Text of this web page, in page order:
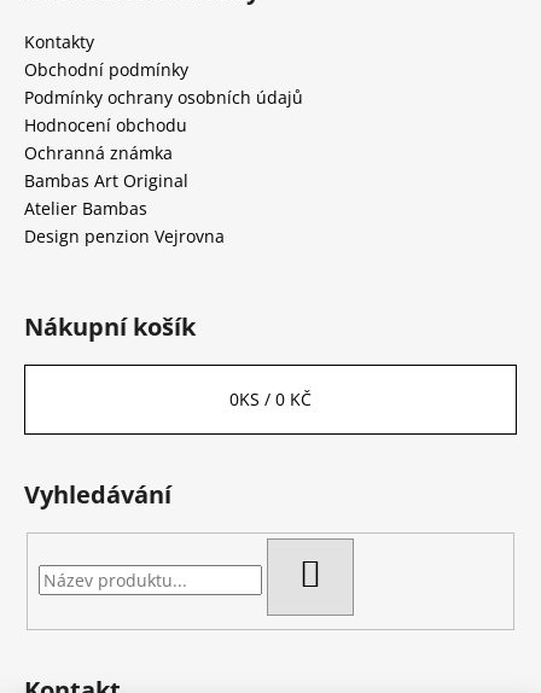
Kontakty
Obchodní podmínky
Podmínky ochrany osobních údajů
Hodnocení obchodu
Ochranná známka
Bambas Art Original
Atelier Bambas
Design penzion Vejrovna
Nákupní košík
0KS / 0 KČ
Vyhledávání